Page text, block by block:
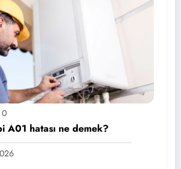
0
A01 hatası ne demek?